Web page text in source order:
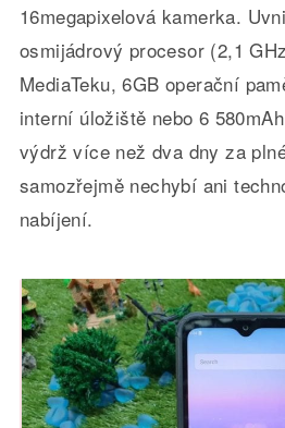
16megapixelová kamerka.
osmijádrový procesor (2,1
MediaTeku, 6GB operační
interní úložiště nebo 6
výdrž více než dva dny za
samozřejmě nechybí ani
nabíjení.